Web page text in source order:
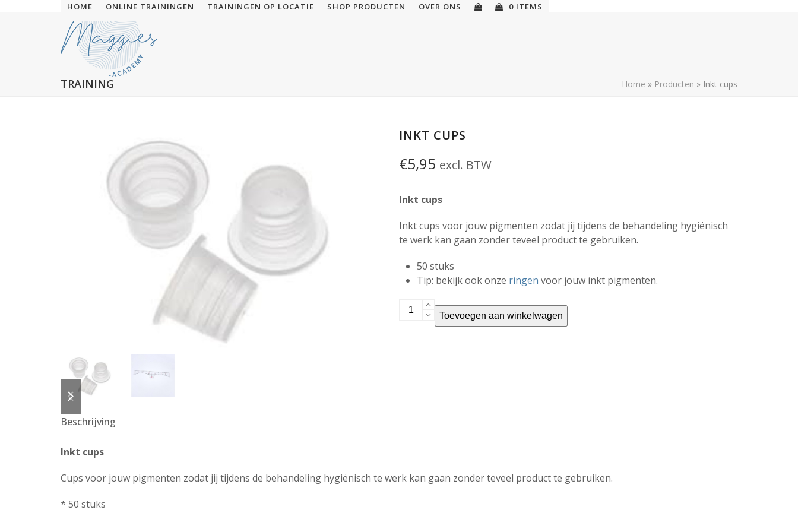
HOME ONLINE TRAININGEN TRAININGEN OP LOCATIE SHOP PRODUCTEN OVER ONS 0 ITEMS
TRAINING Home » Producten » Inkt cups
previous
slide
next
slide
INKT CUPS
€5,95 excl. BTW
Inkt cups
Inkt cups voor jouw pigmenten zodat jij tijdens de behandeling hygiënisch
te werk kan gaan zonder teveel product te gebruiken.
50 stuks
Tip: bekijk ook onze ringen voor jouw inkt pigmenten.
Inkt
Toevoegen aan winkelwagen
Beschrijving
Inkt cups
Cups voor jouw pigmenten zodat jij tijdens de behandeling hygiënisch te werk kan gaan zonder teveel product te gebruiken.
* 50 stuks